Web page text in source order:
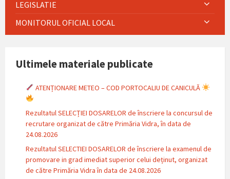
LEGISLATIE
MONITORUL OFICIAL LOCAL
Ultimele materiale publicate
ATENȚIONARE METEO – COD PORTOCALIU DE CANICULĂ
Rezultatul SELECȚIEI DOSARELOR de înscriere la concursul de
recrutare organizat de către Primăria Vidra, în data de
24.08.2026
Rezultatul SELECTIEI DOSARELOR de înscriere la examenul de
promovare in grad imediat superior celui deținut, organizat
de către Primăria Vidra în data de 24.08.2026